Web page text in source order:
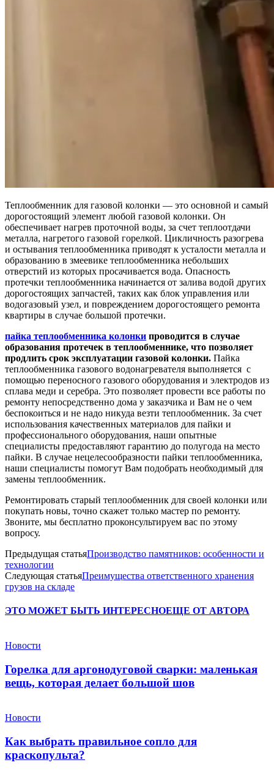
Теплообменник для газовой колонки — это основной и самый
дорогостоящий элемент любой газовой колонки. Он
обеспечивает нагрев проточной воды, за счет теплоотдачи
металла, нагретого газовой горелкой. Цикличность разогрева
и остывания теплообменника приводят к усталости металла и
образованию в змеевике теплообменника небольших
отверстий из которых просачивается вода. Опасность
протечки теплообменника начинается от залива водой других
дорогостоящих запчастей, таких как блок управления или
водогазовый узел, и повреждением дорогостоящего ремонта
квартиры в случае большой протечки.
пайка теплообменника колонки проводится в случае
образования протечек в теплообменнике, что позволяет
продлить срок эксплуатации газовой колонки. Пайка
теплообменника газового водонагревателя выполняется с
помощью переносного газового оборудования и электродов из
сплава меди и серебра. Это позволяет провести все работы по
ремонту непосредственно дома у заказчика и Вам не о чем
беспокоиться и не надо никуда везти теплообменник. За счет
использования качественных материалов для пайки и
профессионального оборудования, наши опытные
специалисты предоставляют гарантию до полугода на место
пайки. В случае нецелесообразности пайки теплообменника,
наши специалисты помогут Вам подобрать необходимый для
замены теплообменник.
Ремонтировать старый теплообменник для своей колонки или
покупать новы, точно скажет только мастер по ремонту.
Звоните, мы бесплатно проконсультируем вас по этому
вопросу.
Предыдущая статьяПроизводство памятников: особенности и
технологии
Следующая статьяПреимущества ответственного хранения
грузов на складе
ЭТО МОЖЕТ БЫТЬ ИНТЕРЕСНОЕЩЕ ОТ АВТОРА
Новости
Горелка для аргонодуговой сварки: маленькая
вещь, которая делает большой шов
Новости
Как выбрать правильное сопло для
краскопульта?